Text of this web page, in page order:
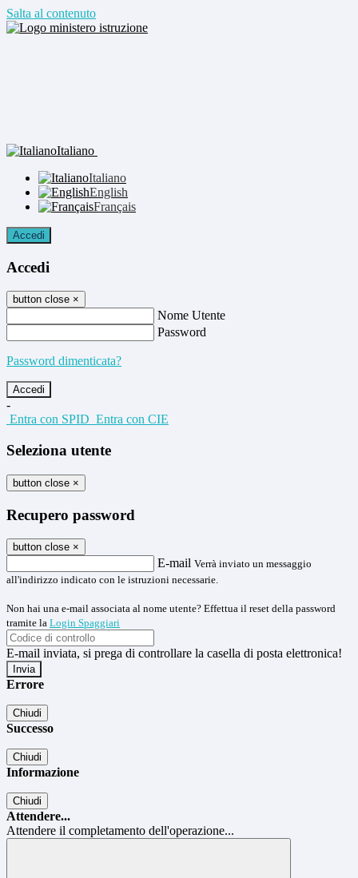
Salta al contenuto
Italiano
Italiano
English
Français
Accedi
Accedi
button close ×
Nome Utente
Password
Password dimenticata?
-
Entra con SPID Entra con CIE
Seleziona utente
button close ×
Recupero password
button close ×
E-mail Verrà inviato un messaggio
all'indirizzo indicato con le istruzioni necessarie.
Non hai una e-mail associata al nome utente? Effettua il reset della password
tramite la Login Spaggiari
E-mail inviata, si prega di controllare la casella di posta elettronica!
Errore
Chiudi
Successo
Chiudi
Informazione
Chiudi
Attendere...
Attendere il completamento dell'operazione...